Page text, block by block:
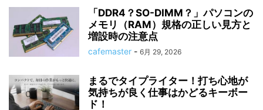
「DDR4？SO-DIMM？」パソコンの
メモリ（RAM）規格の正しい見方と
増設時の注意点
cafemaster - 6月 29, 2026
まるでタイプライター！打ち心地が
気持ちが良く仕事はかどるキーボー
ド！